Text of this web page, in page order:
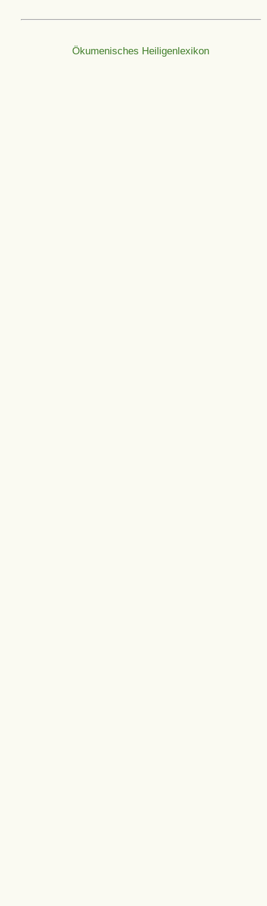
Ökumenisches Heiligenlexikon